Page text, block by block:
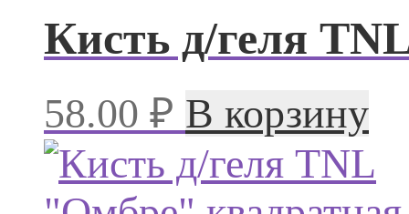
Кисть д/геля
58.00 ₽ В корзину